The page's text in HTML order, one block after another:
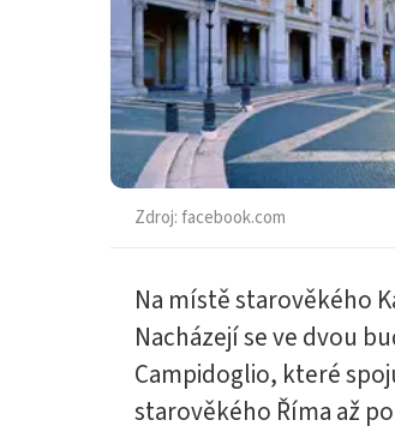
Zdroj:facebook.com
Na místě starověkého
Nacházejí se ve dvou
Campidoglio, které
starověkého Říma až